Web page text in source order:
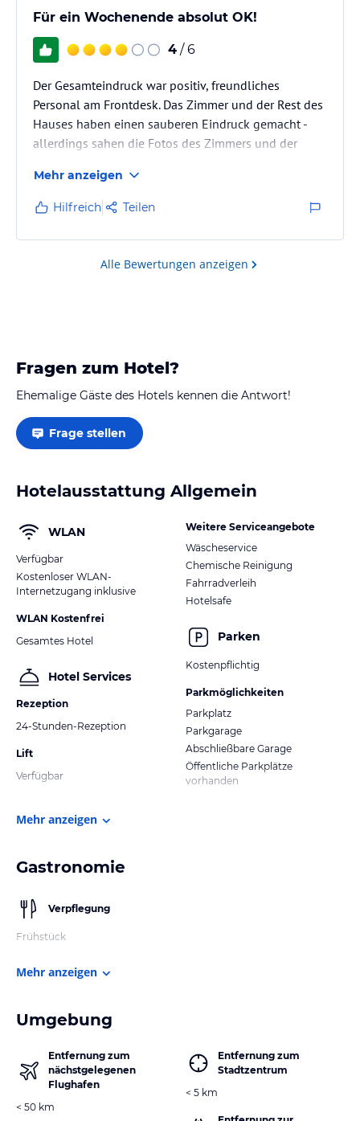
Für ein Wochenende absolut OK!
4 / 6
Der Gesamteindruck war positiv, freundliches
Personal am Frontdesk. Das Zimmer und der Rest des
Hauses haben einen sauberen Eindruck gemacht -
allerdings sahen die Fotos des Zimmers und der
Mehr anzeigen
Hilfreich Teilen
Alle Bewertungen anzeigen
Fragen zum Hotel?
Ehemalige Gäste des Hotels kennen die Antwort!
Frage stellen
Hotelausstattung Allgemein
WLAN
Verfügbar
Kostenloser WLAN-
Internetzugang inklusive
WLAN Kostenfrei
Gesamtes Hotel
Hotel Services
Rezeption
24-Stunden-Rezeption
Lift
Verfügbar
Weitere Serviceangebote
Wäscheservice
Chemische Reinigung
Fahrradverleih
Hotelsafe
Parken
Kostenpflichtig
Parkmöglichkeiten
Parkplatz
Parkgarage
Abschließbare Garage
Öffentliche Parkplätze
vorhanden
Mehr anzeigen
Gastronomie
Verpflegung
Frühstück
Mehr anzeigen
Umgebung
Entfernung zum
nächstgelegenen
Flughafen
< 50 km
Entfernung zum
Stadtzentrum
< 5 km